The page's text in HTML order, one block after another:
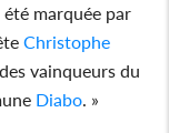
marquée par
Christophe
vainqueurs du
Diabo . »